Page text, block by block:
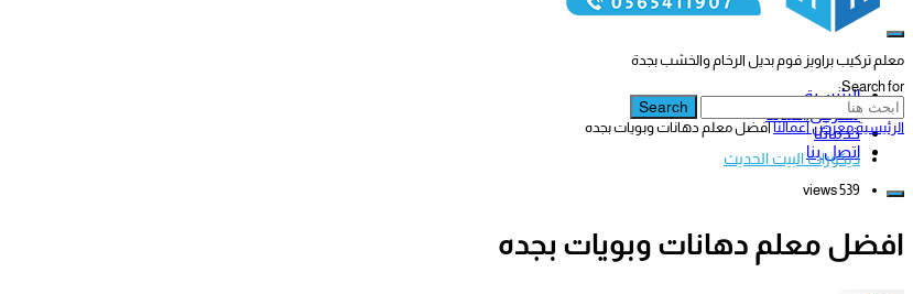
معلم تركيب براويز فوم بديل الرخام والخشب بجدة
الرئيسية
معرض أعمالنا
خدماتنا
اتصل بنا
Search for:
Search
الرئيسيةمعرض أعمالناافضل معلم دهانات وبويات بجده
ديكورات البيت الحديث
539 views
افضل معلم دهانات وبويات بجده